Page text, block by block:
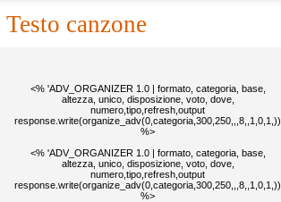
testo canzone
<% 'ADV_ORGANIZER 1.0 | formato, categoria, base,
altezza, unico, disposizione, voto, dove,
numero,tipo,refresh,output
response.write(organize_adv(0,categoria,300,250,,,8,,1,0,1,))
%>
<% 'ADV_ORGANIZER 1.0 | formato, categoria, base,
altezza, unico, disposizione, voto, dove,
numero,tipo,refresh,output
response.write(organize_adv(0,categoria,300,250,,,8,,1,0,1,))
%>